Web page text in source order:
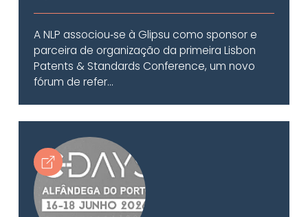
A NLP associou‑se à Glipsu como sponsor e
parceira de organização da primeira Lisbon
Patents & Standards Conference, um novo
fórum de refer...